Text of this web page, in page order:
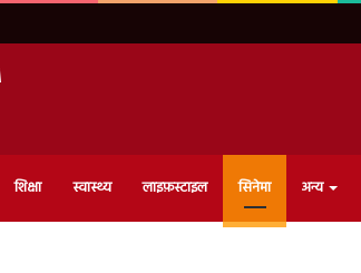
शिक्षा स्वास्थ्य लाइफ़स्टाइल सिनेमा अन्य